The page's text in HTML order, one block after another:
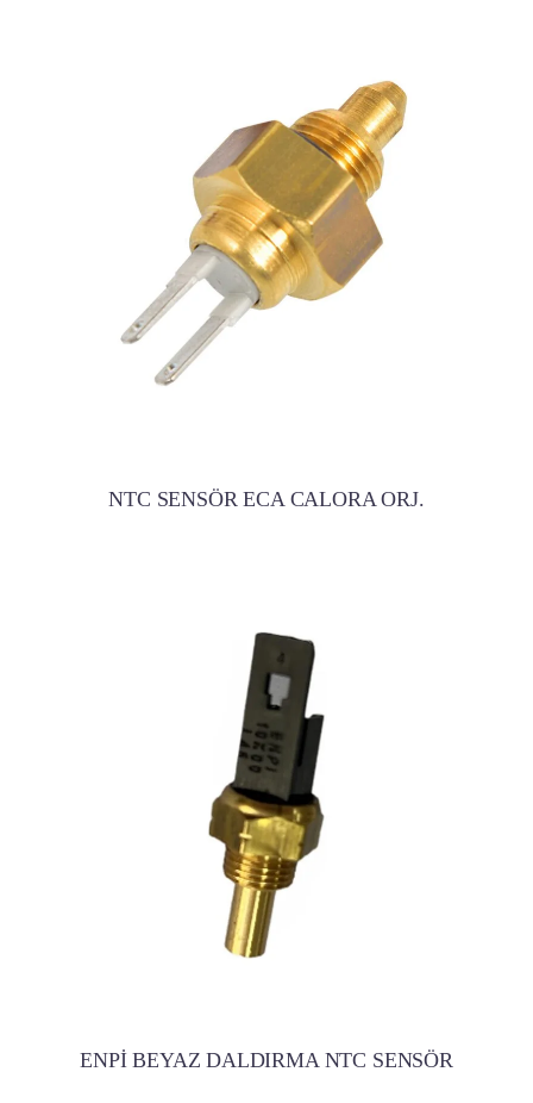
NTC SENSÖR ECA CALORA ORJ.
ENPİ BEYAZ DALDIRMA NTC SENSÖR